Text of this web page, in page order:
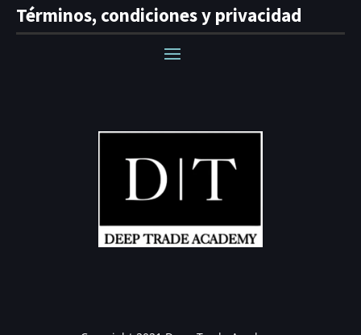
Términos, condiciones y privacidad